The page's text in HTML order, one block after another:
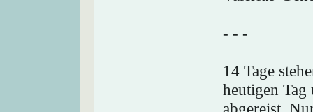
- - -
14 Tage
heutigen